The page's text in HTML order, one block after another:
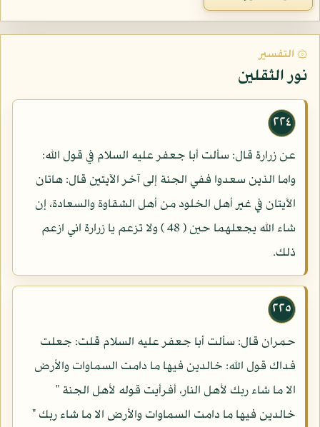
۞ التفسير
نور الثقلين
٢٢٤
عن زرارة قال: سألت أبا جعفر عليه السلام في قول الله:
واما الذين سعدوا ففي الجنة إلى آخر الآيتين قال: هاتان
الآيتان في غير أهل الخلود من أهل الشقاوة والسعادة، إن
شاء الله يجعلهما حين ( 48 ) ولا تزعم يا زرارة اني ازعم
ذلك.
٢٢٥
حمران قال: سألت أبا جعفر عليه السلام قلت: جعلت
فداك قول الله: خالدين فيها ما دامت السماوات والأرض
الا ما شاء ربك لأهل النار، أفرأيت قوله لأهل الجنة "
خالدين فيها ما دامت السماوات والأرض الا ما شاء ربك "